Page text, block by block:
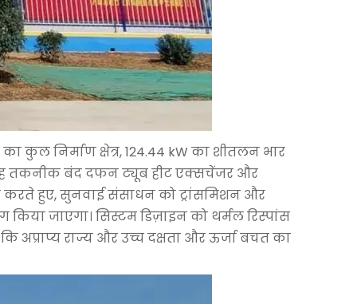
कुल निर्माण क्षेत्र, 124.44 kW का शीतलन भार
यह तकनीक बंद दफन ट्यूब हीट एक्सचेंजर और
करते हुए, सुनवाई संसाधन को ट्रांसमिशन और
जाएगा। सिस्टम डिज़ाइन को थर्मल रिस्पांस
अप्राप्य राज्य और उच्च दक्षता और ऊर्जा बचत का